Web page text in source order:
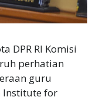
DPR RI Komisi
perhatian
guru
Institute for